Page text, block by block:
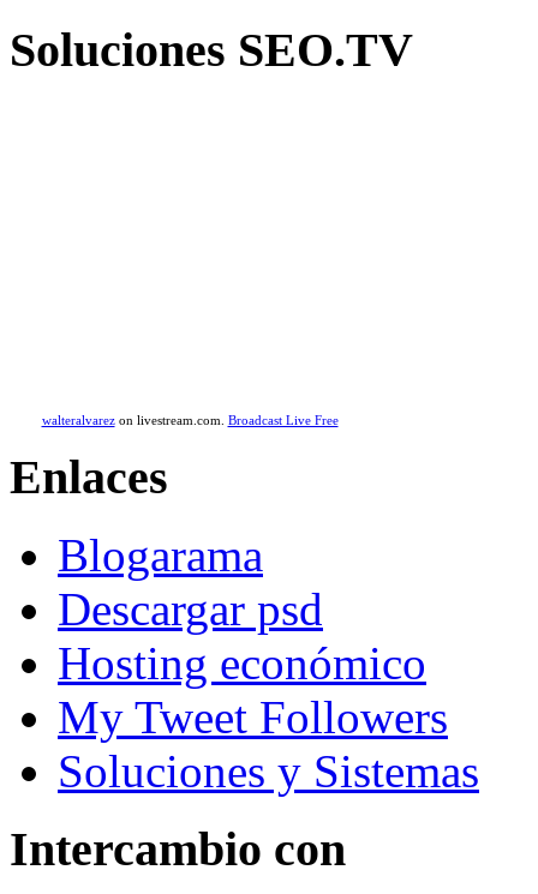
Soluciones SEO.TV
walteralvarezon livestream.com. Broadcast Live Free
Enlaces
Blogarama
Descargar psd
Hosting económico
My Tweet Followers
Soluciones y Sistemas
Intercambio con